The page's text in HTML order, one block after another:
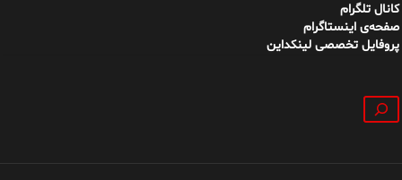
کانال تلگرام
صفحه‌ی اینستاگرام
پروفایل تخصصی لینکداین
جستجو